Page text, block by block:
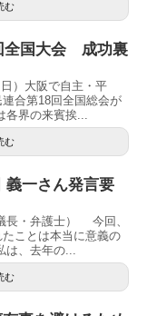
む
全国大会 成功裏
）大阪で自主・平
合第18回全国総会が
界の来賓挨...
む
義一さん発言要
長・弁護士） 今回、
ことは本当に意義の
、去年の...
む